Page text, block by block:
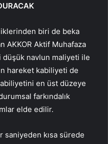
biri de beka
AKKOR Aktif Muhafaza
düşük navlun maliyeti ile
hareket kabiliyeti de
en üst düzeye
farkındalık
elde edilir.
kısa sürede